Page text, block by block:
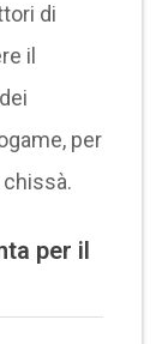
di
il
per
per il